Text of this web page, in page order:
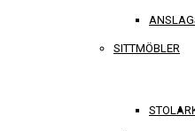
SITTMÖBLER
STOLAR